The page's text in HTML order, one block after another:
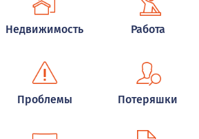
Недвижимость Работа
Проблемы Потеряшки